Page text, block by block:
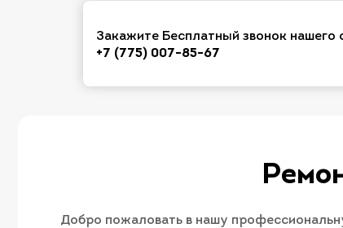
Закажите Бесплатный звонок нашего
+7 (775) 007-85-67
Добро пожаловать в нашу